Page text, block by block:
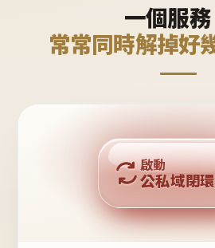
一個服務
常常同時解掉好
私域鐵粉
回購複利
啟動
公私域閉環